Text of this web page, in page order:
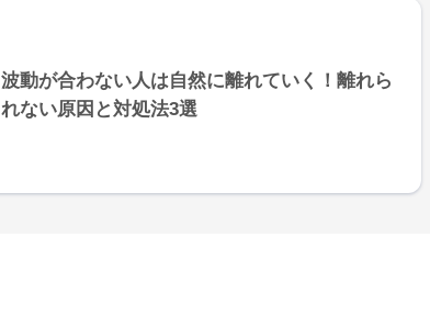
波動が合わない人は自然に離れていく！離れら
れない原因と対処法3選